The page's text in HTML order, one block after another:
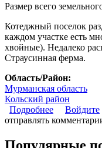
Размер всего
Котеджный поселок
каждом участке есть
хвойные). Недалеко
Страусинная ферма.
Область/Район:
Мурманская область
Кольский район
Подробнее оВойдите
отправлять
Популярные